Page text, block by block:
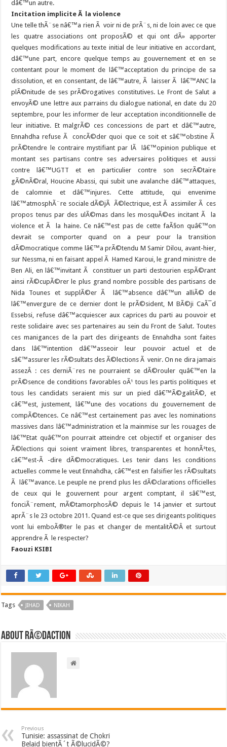
dâ€™un autre.
Incitation implicite Ã la violence
Une telle thÃ¨se nâ€™a rien Ã voir ni de prÃ¨s, ni de loin avec ce que
les quatre associations ont proposÃ© et qui ont dÃ» apporter
quelques modifications au texte initial de leur initiative en accordant,
dâ€™une part, encore quelque temps au gouvernement et en se
contentant pour le moment de lâ€™acceptation du principe de sa
dissolution, et en consentant, de lâ€™autre, Ã laisser Ã lâ€™ANC la
plÃ©nitude de ses prÃ©rogatives constitutives. Le Front de Salut a
envoyÃ© une lettre aux parrains du dialogue national, en date du 20
septembre, pour les informer de leur acceptation inconditionnelle de
leur initiative. Et malgrÃ© ces concessions de part et dâ€™autre,
Ennahdha refuse Ã concÃ©der quoi que ce soit et sâ€™obstine Ã
prÃ©tendre le contraire mystifiant par lÃ lâ€™opinion publique et
montant ses partisans contre ses adversaires politiques et aussi
contre lâ€™UGTT et en particulier contre son secrÃ©taire
gÃ©nÃ©ral, Houcine Abassi, qui subit une avalanche dâ€™attaques,
de calomnie et dâ€™injures. Cette attitude, qui envenime
lâ€™atmosphÃ¨re sociale dÃ©jÃ Ã©lectrique, est Ã assimiler Ã ces
propos tenus par des ulÃ©mas dans les mosquÃ©es incitant Ã la
violence et Ã la haine. Ce nâ€™est pas de cette faÃ§on quâ€™on
devrait se comporter quand on a peur pour la transition
dÃ©mocratique comme lâ€™a prÃ©tendu M Samir Dilou, avant-hier,
sur Nessma, ni en faisant appel Ã Hamed Karoui, le grand ministre de
Ben Ali, en lâ€™invitant Ã constituer un parti destourien espÃ©rant
ainsi rÃ©cupÃ©rer le plus grand nombre possible des partisans de
Nida Tounes et supplÃ©er Ã lâ€™absence dâ€™un alliÃ© de
lâ€™envergure de ce dernier dont le prÃ©sident, M BÃ©ji CaÃ¯d
Essebsi, refuse dâ€™acquiescer aux caprices du parti au pouvoir et
reste solidaire avec ses partenaires au sein du Front de Salut. Toutes
ces manigances de la part des dirigeants de Ennahdha sont faites
dans lâ€™intention dâ€™asseoir leur pouvoir actuel et de
sâ€™assurer les rÃ©sultats des Ã©lections Ã venir. On ne dira jamais
assezÂ : ces derniÃ¨res ne pourraient se dÃ©rouler quâ€™en la
prÃ©sence de conditions favorables oÃ¹ tous les partis politiques et
tous les candidats seraient mis sur un pied dâ€™Ã©galitÃ©, et
câ€™est, justement, lâ€™une des vocations du gouvernement de
compÃ©tences. Ce nâ€™est certainement pas avec les nominations
massives dans lâ€™administration et la mainmise sur les rouages de
lâ€™Etat quâ€™on pourrait atteindre cet objectif et organiser des
Ã©lections qui soient vraiment libres, transparentes et honnÃªtes,
câ€™est-Ã -dire dÃ©mocratiques. Les tenir dans les conditions
actuelles comme le veut Ennahdha, câ€™est en falsifier les rÃ©sultats
Ã lâ€™avance. Le peuple ne prend plus les dÃ©clarations officielles
de ceux qui le gouvernent pour argent comptant, il sâ€™est,
fonciÃ¨rement, mÃ©tamorphosÃ© depuis le 14 janvier et surtout
aprÃ¨s le 23 octobre 2011. Quand est-ce que ses dirigeants politiques
vont lui emboÃ®ter le pas et changer de mentalitÃ©Â et surtout
apprendre Ã le respecter?
Faouzi KSIBI
Tags JIHAD NIKAH
About RÃ©daction
Previous
Tunisie: assassinat de Chokri
Belaid bientÃ´t Ã©lucidÃ©?